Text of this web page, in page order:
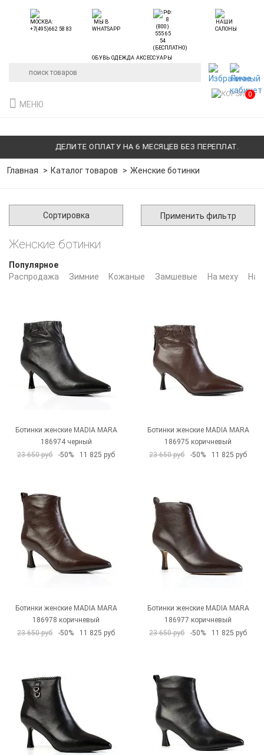
ДЕЛИТЕ ОПЛАТУ НА 6 МЕСЯЦЕВ БЕЗ ПЕРЕПЛАТ.
ОБУВЬ ОДЕЖДА АКСЕССУАРЫ
МЕНЮ
0
Главная Каталог товаров Женские ботинки
Сортировка Применить фильтр
Популярное
Распродажа
Зимние Кожаные Замшевые На меху На
Женские ботинки
Ботинки женские MADIA MARA
186974 черный
23 650 руб
-50% 11 825 руб
Ботинки женские MADIA MARA
186975 коричневый
23 650 руб
-50% 11 825 руб
Ботинки женские MADIA MARA
186978 коричневый
23 650 руб
-50% 11 825 руб
Ботинки женские MADIA MARA
186977 коричневый
23 650 руб
-50% 11 825 руб